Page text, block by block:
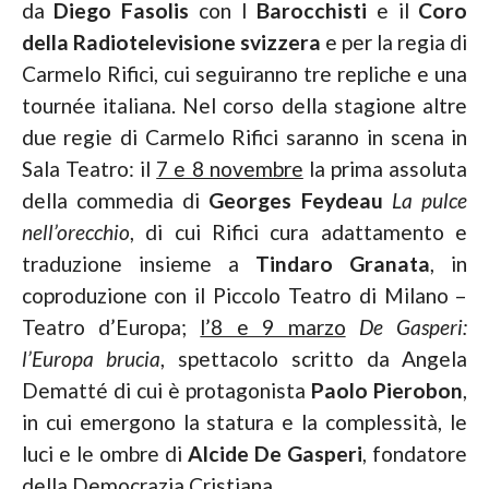
da Diego Fasolis con I Barocchisti e il Coro
della Radiotelevisione svizzera e per la regia di
Carmelo Rifici, cui seguiranno tre repliche e una
tournée italiana. Nel corso della stagione altre
due regie di Carmelo Rifici saranno in scena in
Sala Teatro: il 7 e 8 novembre la prima assoluta
della commedia di Georges Feydeau La pulce
nell’orecchio, di cui Rifici cura adattamento e
traduzione insieme a Tindaro Granata, in
coproduzione con il Piccolo Teatro di Milano –
Teatro d’Europa; l’8 e 9 marzo
De Gasperi:
l’Europa brucia, spettacolo scritto da Angela
Dematté di cui è protagonista Paolo Pierobon,
in cui emergono la statura e la complessità, le
luci e le ombre diAlcide De Gasperi, fondatore